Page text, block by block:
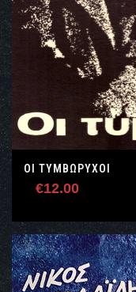
ΟΙ ΤΥΜΒΩΡΥΧΟΙ
€12.00